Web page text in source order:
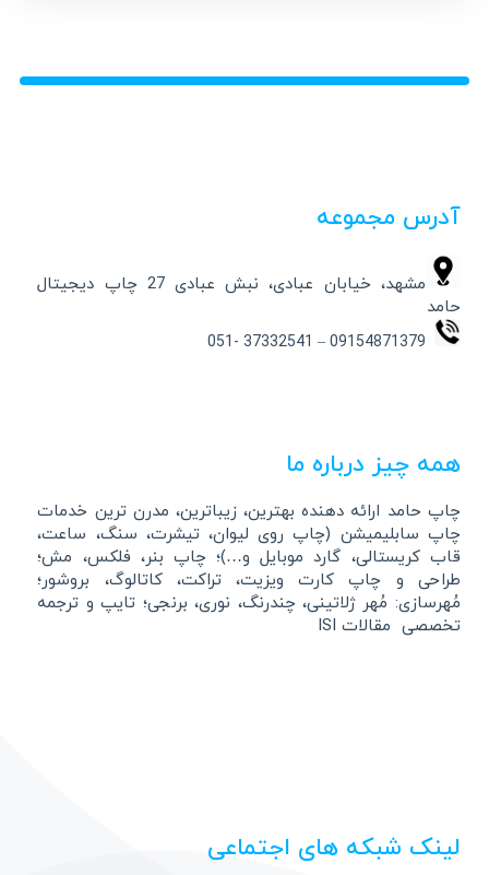
آدرس مجموعه
مشهد، خیابان عبادی، نبش عبادی 27 چاپ دیجیتال
حامد
همه چیز درباره ما
چاپ حامد ارائه دهنده بهترین، زیباترین، مدرن ترین خدمات
چاپ سابلیمیشن (چاپ روی لیوان، تیشرت، سنگ، ساعت،
قاب کریستالی، گارد موبایل و…)؛ چاپ بنر، فلکس، مش؛
طراحی و چاپ کارت ویزیت، تراکت، کاتالوگ، بروشور؛
مُهرسازی: مُهر ژلاتینی، چندرنگ، نوری، برنجی؛ تایپ و ترجمه
تخصصی مقالات ISI
لینک شبکه های اجتماعی